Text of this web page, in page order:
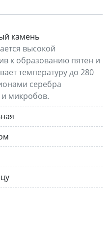
камень
высокой
к образованию пятен и
температуру до 280
серебра
и микробов.